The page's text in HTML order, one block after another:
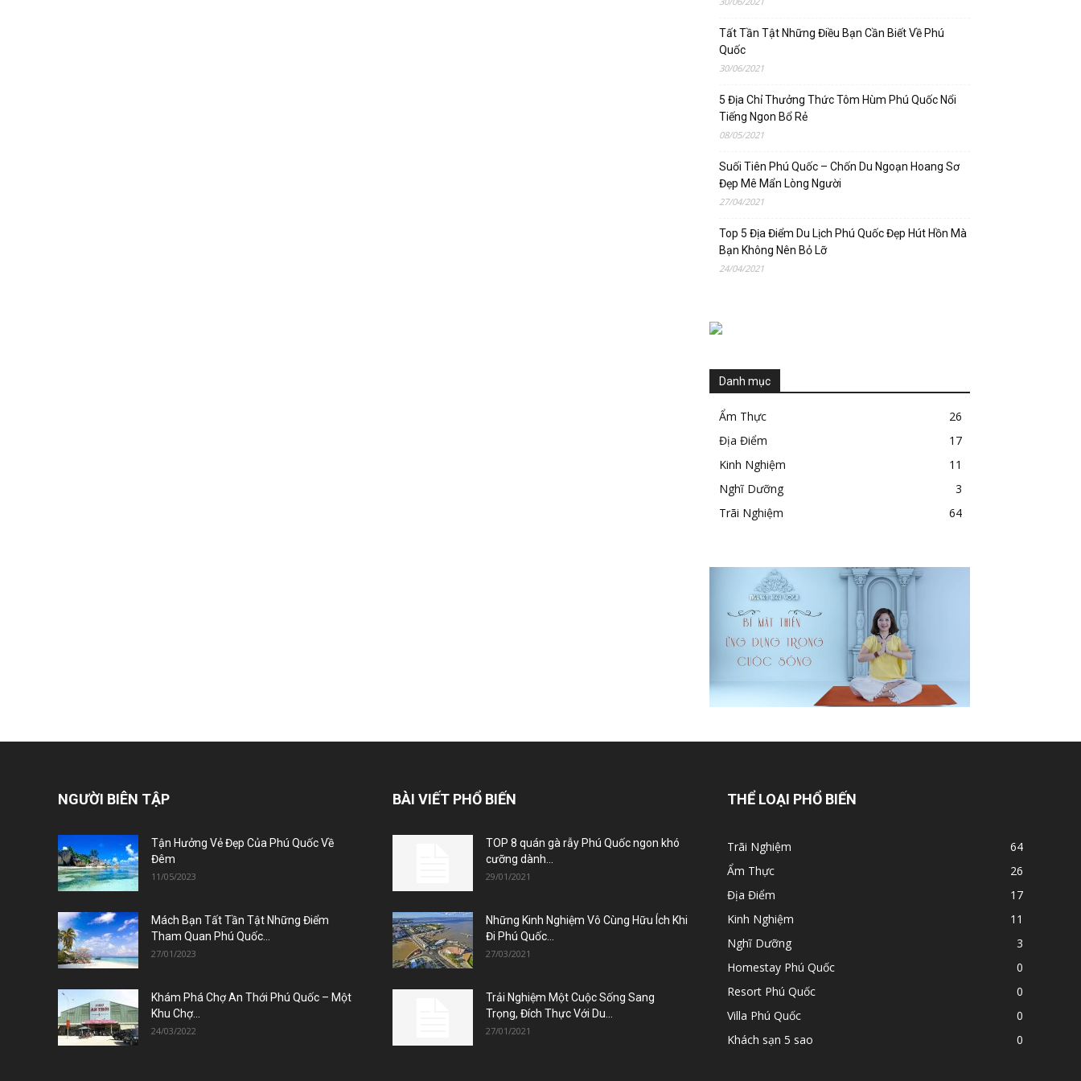
Tất Tần Tật Những Điều Bạn Cần Biết Về Phú
Quốc
30/06/2021
5 Địa Chỉ Thưởng Thức Tôm Hùm Phú Quốc Nổi
Tiếng Ngon Bổ Rẻ
08/05/2021
Suối Tiên Phú Quốc – Chốn Du Ngoạn Hoang Sơ
Đẹp Mê Mẩn Lòng Người
27/04/2021
Top 5 Địa Điểm Du Lịch Phú Quốc Đẹp Hút Hồn Mà
Bạn Không Nên Bỏ Lỡ
24/04/2021
Danh mục
Ẩm Thực
26
Địa Điểm
17
Kinh Nghiệm
11
Nghĩ Dưỡng
3
Trãi Nghiệm
64
NGƯỜI BIÊN TẬP
Tận Hưởng Vẻ Đẹp Của Phú Quốc Về
Đêm
11/05/2023
Mách Bạn Tất Tần Tật Những Điểm
Tham Quan Phú Quốc...
27/01/2023
Khám Phá Chợ An Thới Phú Quốc – Một
Khu Chợ...
24/03/2022
BÀI VIẾT PHỔ BIẾN
TOP 8 quán gà rẫy Phú Quốc ngon khó
cưỡng dành...
29/01/2021
Những Kinh Nghiệm Vô Cùng Hữu Ích Khi
Đi Phú Quốc...
27/03/2021
Trải Nghiệm Một Cuộc Sống Sang
Trọng, Đích Thực Với Du...
27/01/2021
THỂ LOẠI PHỔ BIẾN
Trãi Nghiệm
64
Ẩm Thực
26
Địa Điểm
17
Kinh Nghiệm
11
Nghĩ Dưỡng
3
Homestay Phú Quốc
0
Resort Phú Quốc
0
Villa Phú Quốc
0
Khách sạn 5 sao
0